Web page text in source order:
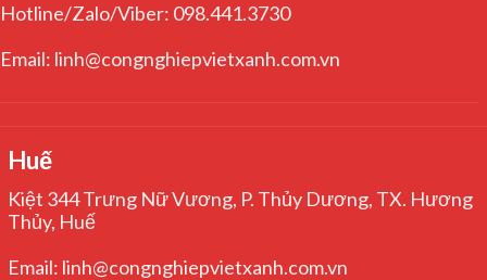
Hotline/Zalo/Viber: 098.441.3730
Email: linh@congnghiepvietxanh.com.vn
Huế
Kiệt 344 Trưng Nữ Vương, P. Thủy Dương, TX. Hương
Thủy, Huế
Email: linh@congnghiepvietxanh.com.vn